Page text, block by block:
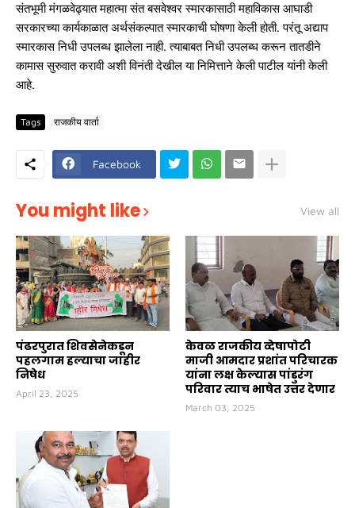
संतभूमी मंगळवेढ्यात महात्मा संत बसवेश्वर स्मारकासाठी महाविकास आघाडी
सरकारच्या कार्यकाळात अर्थसंकल्पात स्मारकाची घोषणा केली होती. परंतू अद्याप
स्मारकास निधी उपलब्ध झालेला नाही. त्याबाबत निधी उपलब्ध करून तातडीने
कामास सुरुवात करावी अशी विनंती देखील या निमित्ताने केली पाटील यांनी केली
आहे.
Tags राजकीय वार्ता
Facebook
You might like View all
पंढरपुरात शिवसेनेकडून
पहलगाम हल्याचा जाहीर
निषेध
April 23, 2025
केवळ राजकीय व्देषापोटी
माजी आमदार प्रशांत परिचारक
यांना लक्ष केल्यास पांडुरंग
परिवार त्याच भाषेत उत्तर देणार
March 03, 2025